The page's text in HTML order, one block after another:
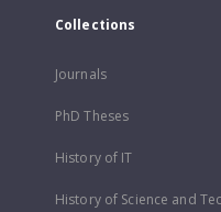
Collections
Journals
PhD Theses
History of IT
History of Science and